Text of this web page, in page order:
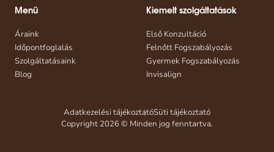
Menü
Áraink
Időpontfoglalás
Szolgáltatásaink
Blog
Kiemelt szolgáltatások
Első Konzultáció
Felnőtt Fogszabályozás
Gyermek Fogszabályozás
Invisalign
Adatkezelési tájékoztatóSüti tájékoztató
Copyright 2026 © Minden jog fenntartva.